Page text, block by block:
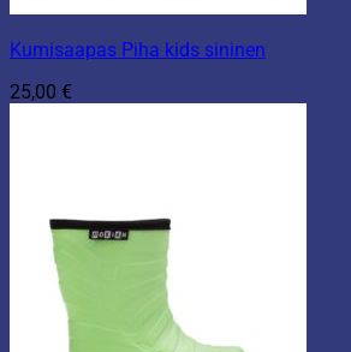
Kumisaapas Piha kids sininen
25,00 €